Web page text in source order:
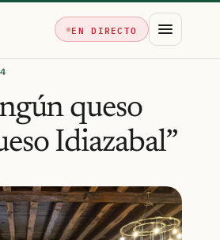
EN DIRECTO
queso
Idiazabal”